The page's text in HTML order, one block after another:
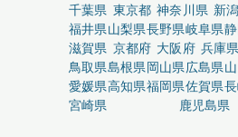
千葉県 東京都 神奈川県 新
福井県山梨県長野県岐阜県
滋賀県 京都府 大阪府 兵庫県
鳥取県島根県岡山県広島県
愛媛県高知県福岡県佐賀県
宮崎県
鹿児島県